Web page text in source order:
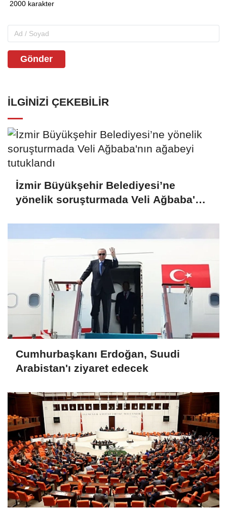
Gönder
İLGINIZI ÇEKEBILIR
İzmir Büyükşehir Belediyesi’ne
yönelik soruşturmada Veli Ağbaba'nın
Cumhurbaşkanı Erdoğan, Suudi
Arabistan'ı ziyaret edecek